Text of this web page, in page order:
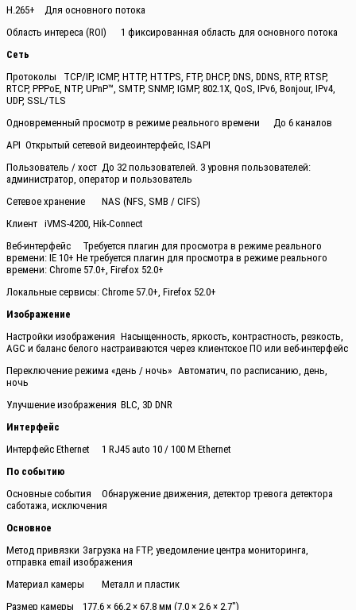
H.265+
Для основного потока
Область интереса (ROI)
1 фиксированная область для основного потока
Сеть
Протоколы
TCP/IP, ICMP, HTTP, HTTPS, FTP, DHCP, DNS, DDNS, RTP, RTSP,
RTCP, PPPoE, NTP, UPnP™, SMTP, SNMP, IGMP, 802.1X, QoS, IPv6, Bonjour, IPv4,
UDP, SSL/TLS
Одновременный просмотр в режиме реального времени
До 6 каналов
API Открытый сетевой видеоинтерфейс, ISAPI
Пользователь / хост До 32 пользователей. 3 уровня пользователей:
администратор, оператор и пользователь
Сетевое хранение
NAS (NFS, SMB / CIFS)
Клиент iVMS-4200, Hik-Connect
Веб-интерфейс
Требуется плагин для просмотра в режиме реального
времени: IE 10+ Не требуется плагин для просмотра в режиме реального
времени: Chrome 57.0+, Firefox 52.0+
Локальные сервисы: Chrome 57.0+, Firefox 52.0+
Изображение
Настройки изображения Насыщенность, яркость, контрастность, резкость,
AGC и баланс белого настраиваются через клиентское ПО или веб-интерфейс
Переключение режима «день / ночь» Автоматич, по расписанию, день,
ночь
Улучшение изображения BLC, 3D DNR
Интерфейс
Интерфейс Ethernet
1 RJ45 auto 10 / 100 М Ethernet
По событию
Основные события
Обнаружение движения, детектор тревога детектора
саботажа, исключения
Основное
Метод привязки Загрузка на FTP, уведомление центра мониторинга,
отправка email изображения
Материал камеры
Металл и пластик
Размер камеры
177.6 × 66.2 × 67.8 мм (7.0 × 2.6 × 2.7″)